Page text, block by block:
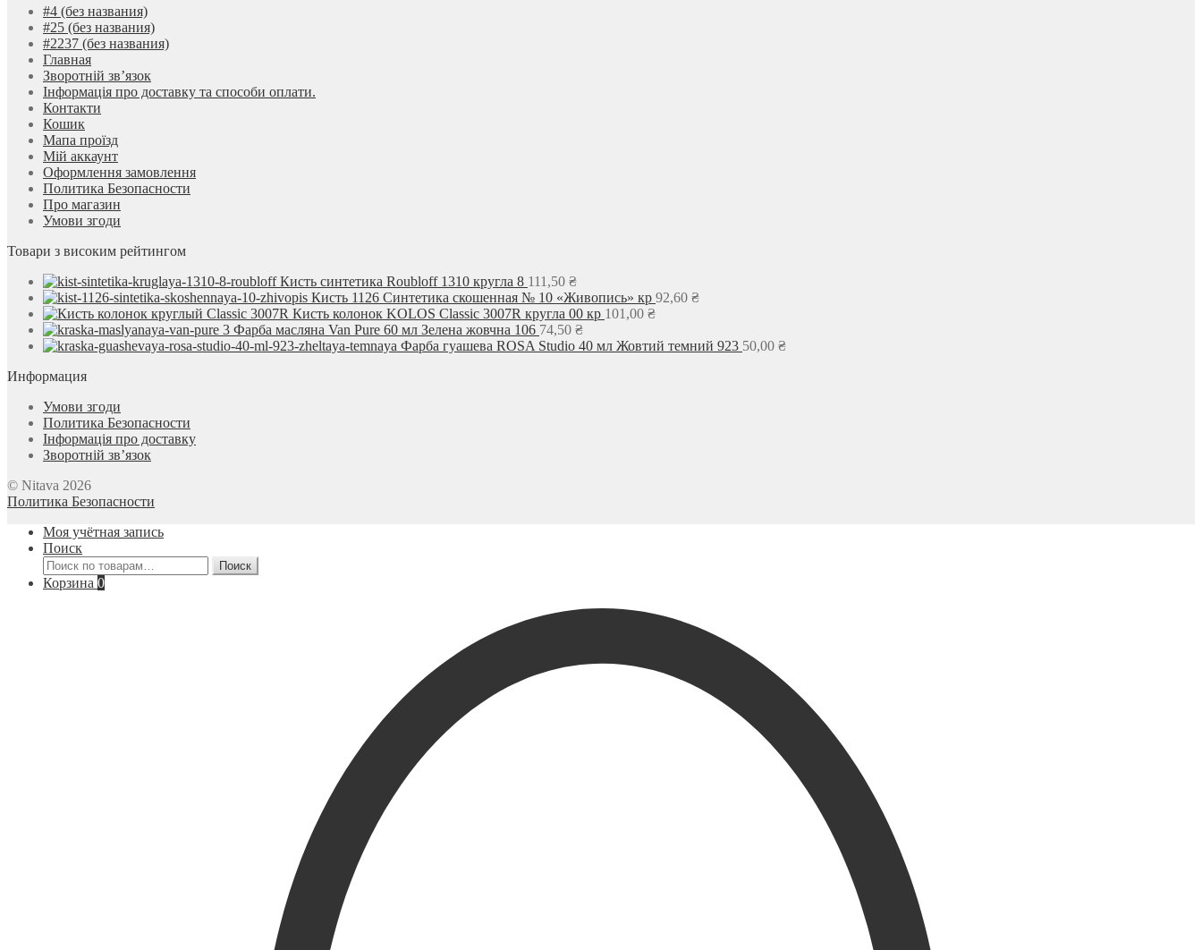
#4 (без названия)
#25 (без названия)
#2237 (без названия)
Главная
Зворотній зв’язок
Інформація про доставку та способи оплати.
Контакти
Кошик
Мапа проїзд
Мій аккаунт
Оформлення замовлення
Политика Безопасности
Про магазин
Умови згоди
Товари з високим рейтингом
Кисть синтетика Roubloff 1310 кругла 8 111,50 ₴
Кисть 1126 Синтетика скошенная № 10 «Живопись» кр 92,60 ₴
Кисть колонок KOLOS Classic 3007R кругла 00 кр 101,00 ₴
Фарба масляна Van Pure 60 мл Зелена жовчна 106 74,50 ₴
Фарба гуашева ROSA Studio 40 мл Жовтий темний 923 50,00 ₴
Информация
Умови згоди
Политика Безопасности
Інформація про доставку
Зворотній зв’язок
© Nitava 2026
Политика Безопасности
Моя учётная запись
Поиск
Искать:
Поиск
Корзина 0